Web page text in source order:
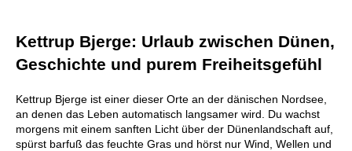
Kettrup Bjerge: Urlaub zwischen Dünen,
Geschichte und purem Freiheitsgefühl
Kettrup Bjerge ist einer dieser Orte an der dänischen Nordsee,
an denen das Leben automatisch langsamer wird. Du wachst
morgens mit einem sanften Licht über der Dünenlandschaft auf,
spürst barfuß das feuchte Gras und hörst nur Wind, Wellen und